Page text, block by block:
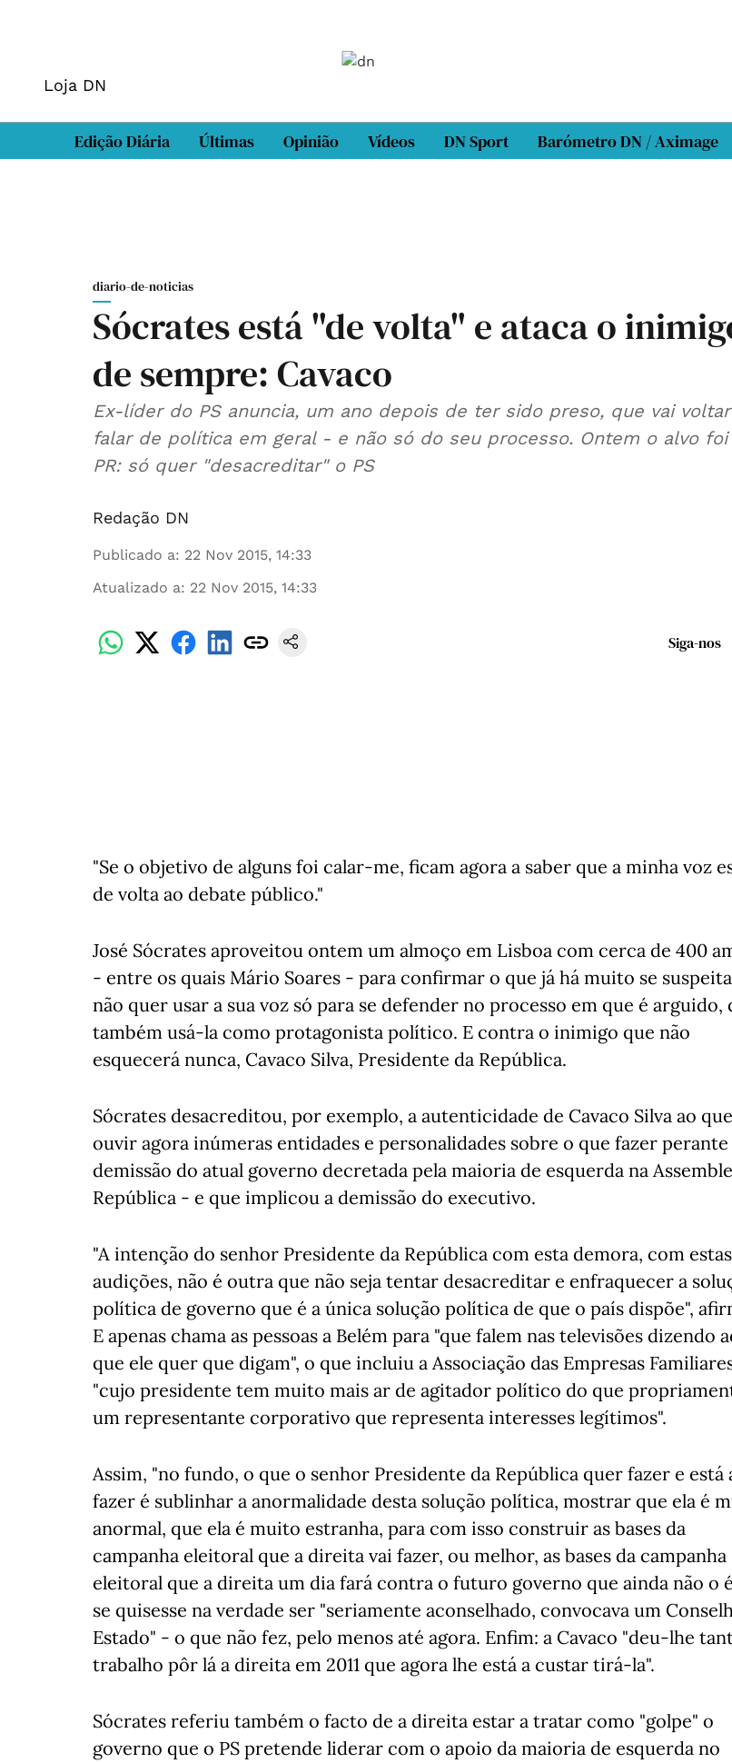
Loja DN
Edição Diária Últimas Opinião Vídeos DN Sport Barómetro DN / Aximage
diario-de-noticias
Sócrates está "de volta" e ataca o
de sempre: Cavaco
Ex-líder do PS anuncia, um ano depois de ter sido preso, que vai
falar de política em geral - e não só do seu processo. Ontem o alvo foi
PR: só quer "desacreditar" o PS
Redação DN
Publicado a: 22 Nov 2015, 14:33
Atualizado a: 22 Nov 2015, 14:33
Siga-nos
"Se o objetivo de alguns foi calar-me, ficam agora a saber que a minha voz
de volta ao debate público."
José Sócrates aproveitou ontem um almoço em Lisboa com cerca de 400
- entre os quais Mário Soares - para confirmar o que já há muito se
não quer usar a sua voz só para se defender no processo em que é arguido,
também usá-la como protagonista político. E contra o inimigo que não
esquecerá nunca, Cavaco Silva, Presidente da República.
Sócrates desacreditou, por exemplo, a autenticidade de Cavaco Silva ao
ouvir agora inúmeras entidades e personalidades sobre o que fazer perante
demissão do atual governo decretada pela maioria de esquerda na
República - e que implicou a demissão do executivo.
"A intenção do senhor Presidente da República com esta demora, com estas
audições, não é outra que não seja tentar desacreditar e enfraquecer a
política de governo que é a única solução política de que o país dispõe",
E apenas chama as pessoas a Belém para "que falem nas televisões dizendo
que ele quer que digam", o que incluiu a Associação das Empresas
"cujo presidente tem muito mais ar de agitador político do que
um representante corporativo que representa interesses legítimos".
Assim, "no fundo, o que o senhor Presidente da República quer fazer e está
fazer é sublinhar a anormalidade desta solução política, mostrar que ela é
anormal, que ela é muito estranha, para com isso construir as bases da
campanha eleitoral que a direita vai fazer, ou melhor, as bases da campanha
eleitoral que a direita um dia fará contra o futuro governo que ainda não o
se quisesse na verdade ser "seriamente aconselhado, convocava um
Estado" - o que não fez, pelo menos até agora. Enfim: a Cavaco "deu-lhe
trabalho pôr lá a direita em 2011 que agora lhe está a custar tirá-la".
Sócrates referiu também o facto de a direita estar a tratar como "golpe" o
governo que o PS pretende liderar com o apoio da maioria de esquerda no